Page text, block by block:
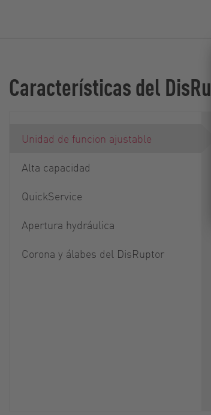
Características del
Unidad de funcion ajustable
Alta capacidad
QuickService
Apertura hydráulica
Corona y álabes del DisRuptor